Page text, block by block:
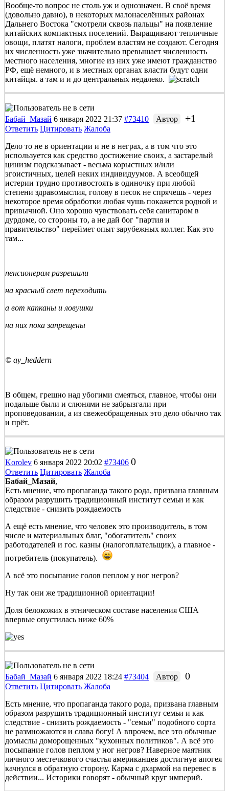
Вообще-то вопрос не столь уж и однозначен. В своё время
(довольно давно), в некоторых малонаселённых районах
Дальнего Востока "смотрели сквозь пальцы" на появление
китайских компактных поселений. Выращивают тепличные
овощи, платят налоги, проблем властям не создают. Сегодня
их численность уже значительно превышает численность
местного населения, многие из них уже имеют гражданство
РФ, ещё немного, и в местных органах власти будут одни
китайцы. а там и и до центральных недалеко.
Бабай_Мазай 6 января 2022 21:37 #73410 Автор +1
Ответить Цитировать Жалоба
Дело то не в ориентации и не в неграх, а в том что это
используется как средство достижение своих, а застарелый
цинизм подсказывает - весьма корыстных и/или
эгоистичных, целей неких индивидуумов. А всеобщей
истерии трудно противостоять в одиночку при любой
степени здравомыслия, голову в песок не спрячешь - через
некоторое время обработки любая чушь покажется родной и
привычной. Оно хорошо чувствовать себя санитаром в
дурдоме, со стороны то, а не дай бог "партия и
правительство" переймет опыт зарубежных коллег. Как это
там...
пенсионерам разрешили
на красный свет переходить
а вот капканы и ловушки
на них пока запрещены
© ay_heddern
В общем, грешно над убогими смеяться, главное, чтобы они
подальше были и слюнями не забрызгали при
проповедовании, а из свежеобращенных это дело обычно так
и прёт.
Korolev 6 января 2022 20:02 #73406 0
Ответить Цитировать Жалоба
Бабай_Мазай,
Есть мнение, что пропаганда такого рода, призвана главным
образом разрушить традиционный институт семьи и как
следствие - снизить рождаемость
А ещё есть мнение, что человек это производитель, в том
числе и материальных благ, "обогатитель" своих
работодателей и гос. казны (налогоплательщик), а главное -
потребитель (покупатель).
А всё это посыпание голов пеплом у ног негров?
Ну так они же традиционной ориентации!
Доля белокожих в этническом составе населения США
впервые опустилась ниже 60%
Бабай_Мазай 6 января 2022 18:24 #73404 Автор 0
Ответить Цитировать Жалоба
Есть мнение, что пропаганда такого рода, призвана главным
образом разрушить традиционный институт семьи и как
следствие - снизить рождаемость - "семьи" подобного сорта
не размножаются и слава богу! А впрочем, все это обычные
домыслы доморощенных "кухонных политиков". А всё это
посыпание голов пеплом у ног негров? Наверное маятник
личного местечкового счастья американцев достигнув апогея
качнулся в обратную сторону. Карма с дхармой на перевес в
действии... Историки говорят - обычный круг империй.